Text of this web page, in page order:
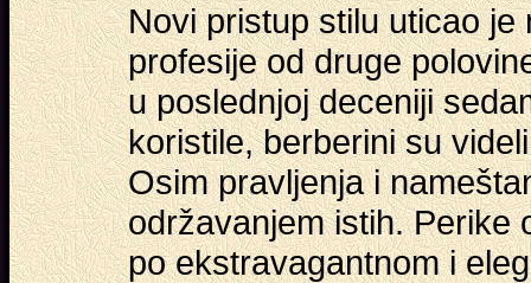
Novi pristup stilu uticao
profesije od druge
u poslednjoj deceniji
koristile, berberini su
Osim pravljenja i
održavanjem istih. Perike
po ekstravagantnom i